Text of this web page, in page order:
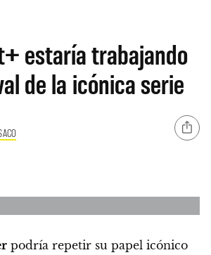
estaría trabajando
de la icónica serie
podría repetir su papel icónico